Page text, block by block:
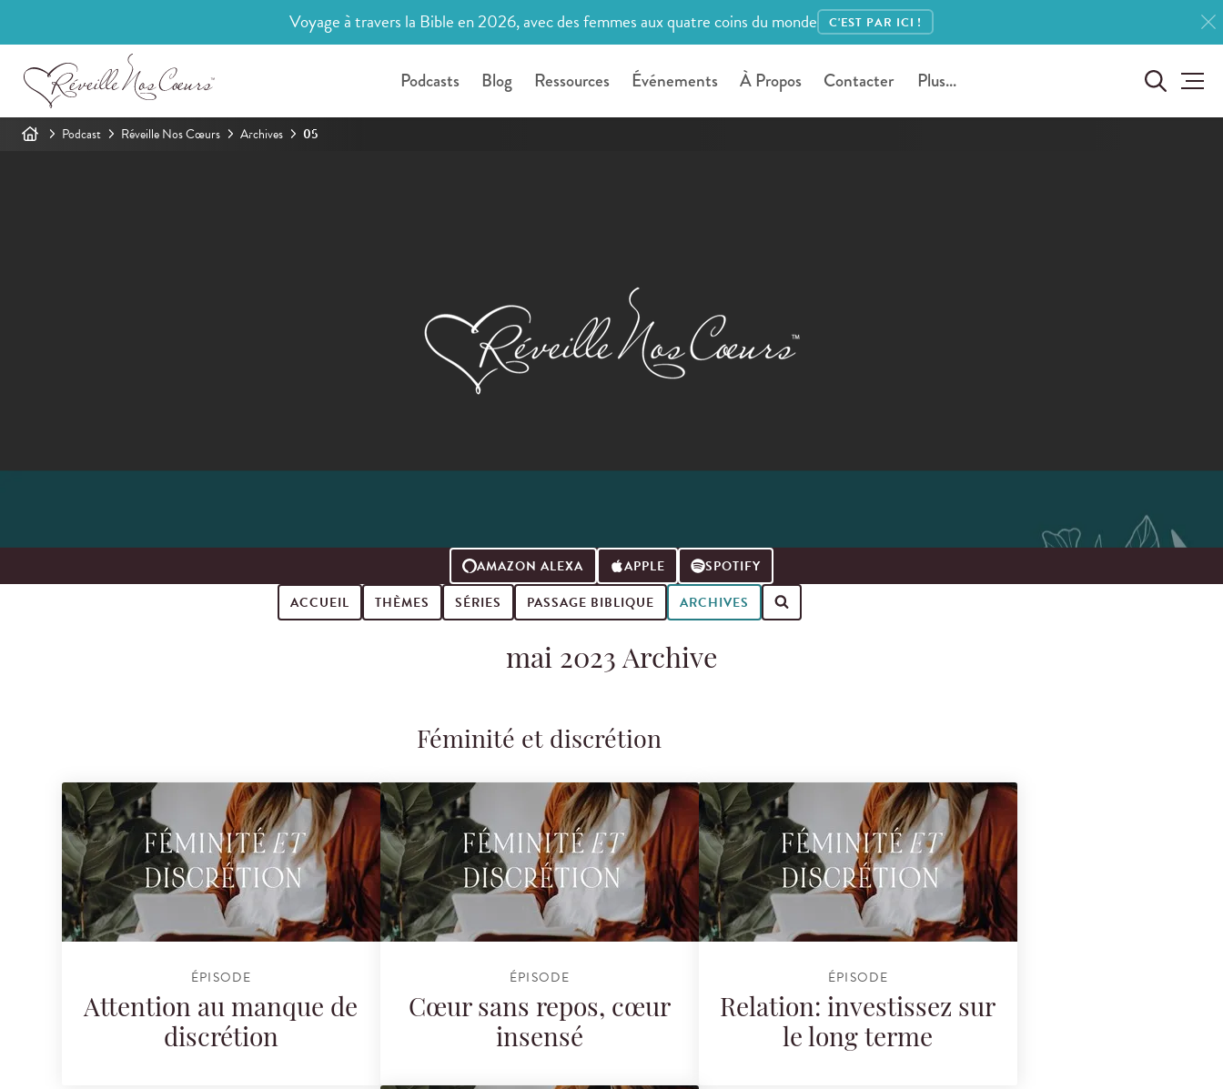
Voyage à travers la Bible en 2026, avec des femmes aux quatre coins du monde C'EST PAR ICI !
Podcasts Blog Ressources Événements À Propos Contacter Plus...
Podcast Réveille Nos Cœurs Archives 05
AMAZON ALEXA APPLE
SPOTIFY
ACCUEIL
THÈMES SÉRIES PASSAGE BIBLIQUE ARCHIVES
mai 2023 Archive
Féminité et discrétion
ÉPISODE
Attention au manque de
discrétion
ÉPISODE
Cœur sans repos, cœur
insensé
ÉPISODE
Relation: investissez sur
le long terme